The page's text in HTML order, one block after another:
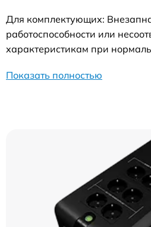
Для комплектующих:
работоспособности или
характеристикам при
Показать полностью